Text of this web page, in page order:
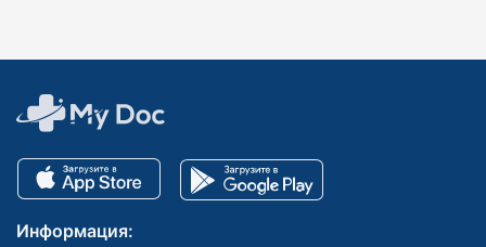
Информация: